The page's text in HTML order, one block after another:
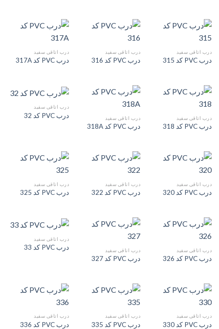
درب اتاقی سفید
درب PVC کد 315
درب اتاقی سفید
درب PVC کد 316
درب اتاقی سفید
درب PVC کد 317A
درب اتاقی سفید
درب PVC کد 318
درب اتاقی سفید
درب PVC کد 318A
درب اتاقی سفید
درب PVC کد 32
درب اتاقی سفید
درب PVC کد 320
درب اتاقی سفید
درب PVC کد 322
درب اتاقی سفید
درب PVC کد 325
درب اتاقی سفید
درب PVC کد 326
درب اتاقی سفید
درب PVC کد 327
درب اتاقی سفید
درب PVC کد 33
درب اتاقی سفید
درب PVC کد 330
درب اتاقی سفید
درب PVC کد 335
درب اتاقی سفید
درب PVC کد 336